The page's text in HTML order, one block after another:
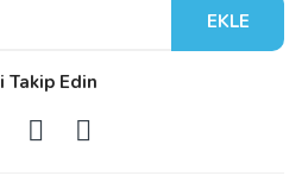
EKLE
Takip Edin